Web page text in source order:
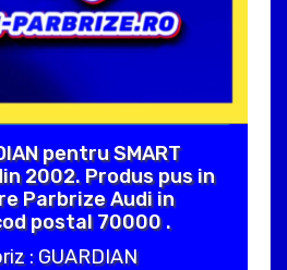
pentru SMART
2002. Produs pus in
Parbrize Audi in
postal 70000 .
: GUARDIAN